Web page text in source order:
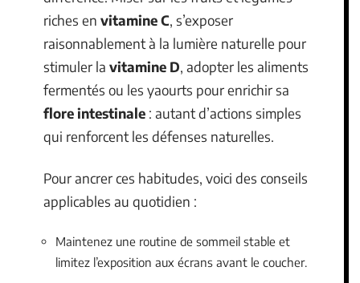
riches en vitamine C, s’exposer
raisonnablement à la lumière naturelle pour
stimuler la vitamine D, adopter les aliments
fermentés ou les yaourts pour enrichir sa
flore intestinale : autant d’actions simples
qui renforcent les défenses naturelles.
Pour ancrer ces habitudes, voici des conseils
applicables au quotidien :
Maintenez une routine de sommeil stable et
limitez l’exposition aux écrans avant le coucher.